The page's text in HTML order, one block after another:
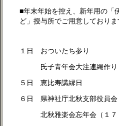
■年末年始を控え、新年用の「
ど」授与所でご用意しておりま
１日 おついたち参 り
氏子青年会大注連縄作り
５日 恵比寿講縁日
６日 県神社庁北秋支部役員
北秋雅楽会忘年会（１７